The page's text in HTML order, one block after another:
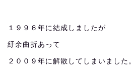
１９９６年に結成しましたが
紆余曲折あって
２００９年に解散してしまいました。